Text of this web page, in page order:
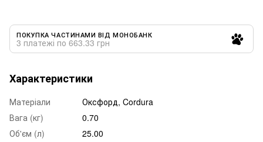
ПОКУПКА ЧАСТИНАМИ ВІД МОНОБАНК
3 платежі по 663.33 грн
Характеристики
Матеріали
Оксфорд, Cordura
Вага (кг)
0.70
Об'єм (л)
25.00